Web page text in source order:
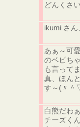
どんくさ
ikumi さ
あぁ～可
のベビち
も言って
真、ほん
す～(〃＾
白熊だわ
チーズく